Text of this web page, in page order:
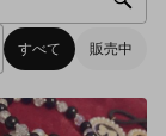
すべて 販売中